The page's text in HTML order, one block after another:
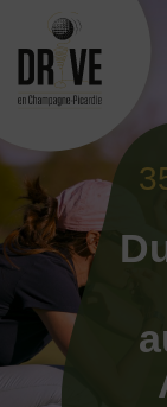
content